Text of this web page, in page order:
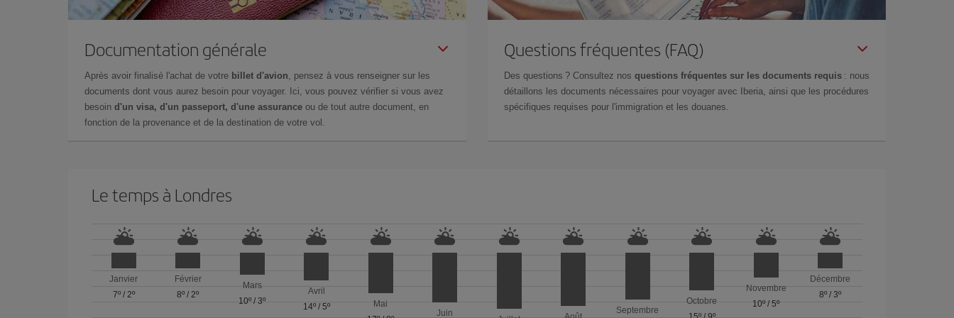
Documentation générale
Après avoir finalisé l'achat de votre billet d'avion , pensez à vous renseigner sur les
documents dont vous aurez besoin pour voyager. Ici, vous pouvez vérifier si vous avez
besoin d'un visa, d'un passeport, d'une assurance ou de tout autre document, en
fonction de la provenance et de la destination de votre vol.
Questions fréquentes (FAQ)
Des questions ? Consultez nos questions fréquentes sur les documents requis : nous
détaillons les documents nécessaires pour voyager avec Iberia, ainsi que les procédures
spécifiques requises pour l'immigration et les douanes.
Le temps à Londres
Janvier
7º/ 2º
Février
8º / 2º
Mars
10º /3º
Avril
14º/ 5º
Mai
Juin Septembre
Octobre
Novembre
10º/5º
Décembre
8º /3º